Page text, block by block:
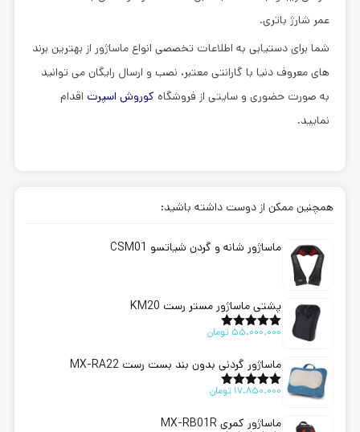
عمر شارژ باتری.
شما برای دستیابی به اطلاعات تخصصی انواع ماساژور از بهترین برند
های معروف دنیا با گارانتی معتبر، نصب و ارسال رایگان می توانید
به صورت حضوری و سایتی از فروشگاه کوروش اسپرت اقدام
نمایید.
همچنین ممکن از دوست داشته باشید:
ماساژور شانه و گردن شیاتسو CSM01
پشتی ماساژور مستر رست KM20
امتیاز5.00
55.000.000 تومان
ماساژور گردنی بدون بند بست رست MX-RA22
امتیاز5.00
17.850.000 تومان
ماساژور کمری MX-RB01R